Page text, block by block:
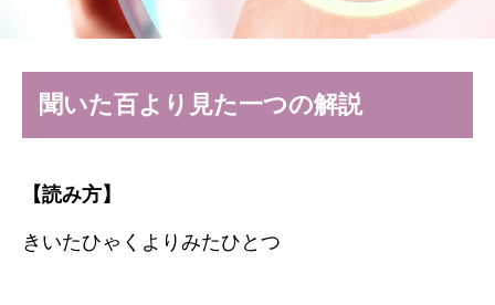
聞いた百より見た一つの解説
【読み方】
きいたひゃくよりみたひとつ